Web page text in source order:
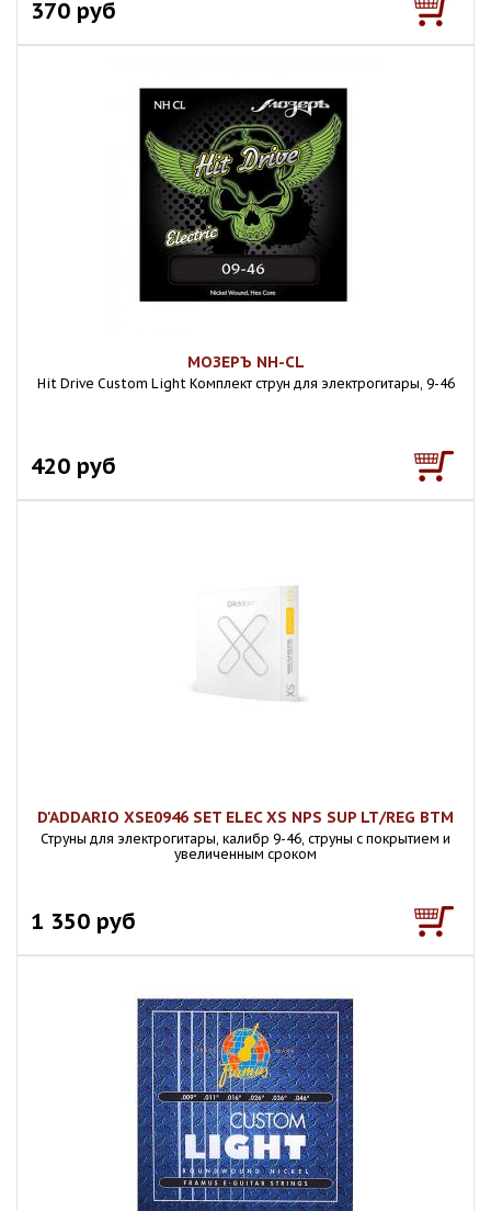
370 руб
МОЗЕРЪ NH-CL
Hit Drive Custom Light Комплект струн для электрогитары, 9-46
420 руб
D'ADDARIO XSE0946 SET ELEC XS NPS SUP LT/REG BTM
Струны для электрогитары, калибр 9-46, струны с покрытием и
увеличенным сроком
1 350 руб